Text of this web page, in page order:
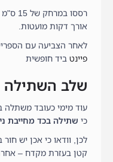
רססו
אורך דקות מועטות.
לאחר הצביעה עם
פיינטביד חופשית
שלב השתילה
עוד מימי כעובד משתלה
כי שתילה בכד מחייבת
לכן, וודאו כי אכן יש
קטן בעזרת מקדח –